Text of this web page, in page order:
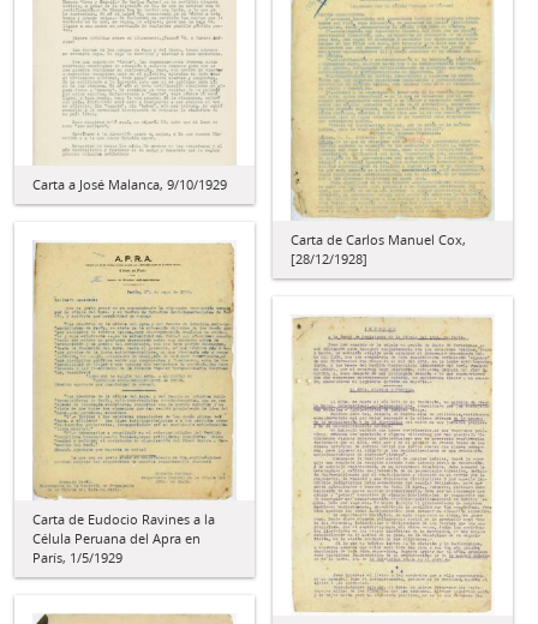
Carta a José Malanca, 9/10/1929
Carta de Carlos Manuel Cox,
[28/12/1928]
Carta de Eudocio Ravines a la
Célula Peruana del Apra en
París, 1/5/1929